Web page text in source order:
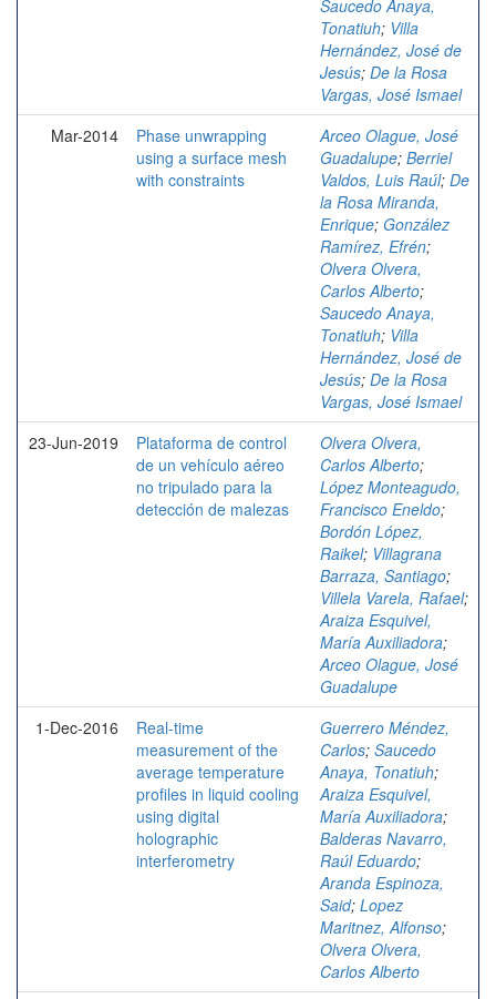
Saucedo Anaya,
Tonatiuh; Villa
Hernández, José de
Jesús; De la Rosa
Vargas, José Ismael
Mar-2014
Phase unwrapping
using a surface mesh
with constraints
Arceo Olague, José
Guadalupe; Berriel
Valdos, Luis Raúl; De
la Rosa Miranda,
Enrique; González
Ramírez, Efrén;
Olvera Olvera,
Carlos Alberto;
Saucedo Anaya,
Tonatiuh; Villa
Hernández, José de
Jesús; De la Rosa
Vargas, José Ismael
23-Jun-2019
Plataforma de control
de un vehículo aéreo
no tripulado para la
detección de malezas
Olvera Olvera,
Carlos Alberto;
López Monteagudo,
Francisco Eneldo;
Bordón López,
Raikel; Villagrana
Barraza, Santiago;
Villela Varela, Rafael;
Araiza Esquivel,
María Auxiliadora;
Arceo Olague, José
Guadalupe
1-Dec-2016
Real-time
measurement of the
average temperature
profiles in liquid cooling
using digital
holographic
interferometry
Guerrero Méndez,
Carlos; Saucedo
Anaya, Tonatiuh;
Araiza Esquivel,
María Auxiliadora;
Balderas Navarro,
Raúl Eduardo;
Aranda Espinoza,
Said; Lopez
Maritnez, Alfonso;
Olvera Olvera,
Carlos Alberto